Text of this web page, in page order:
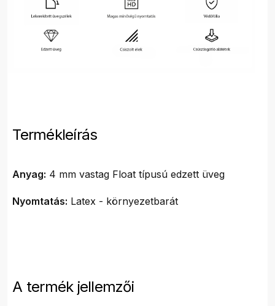
Termékleírás
Anyag: 4 mm vastag Float típusú edzett üveg
Nyomtatás: Latex - környezetbarát
A termék jellemzői